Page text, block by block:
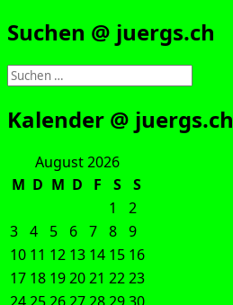
Suchen @ juergs.ch
Suchen
nach:
Kalender @ juergs.ch
August 2026
M D M D F S
S
1
2
3 4 5 6 7 8 9
10 11 12 13 14 15 16
17 18 192021 2223
24252627282930